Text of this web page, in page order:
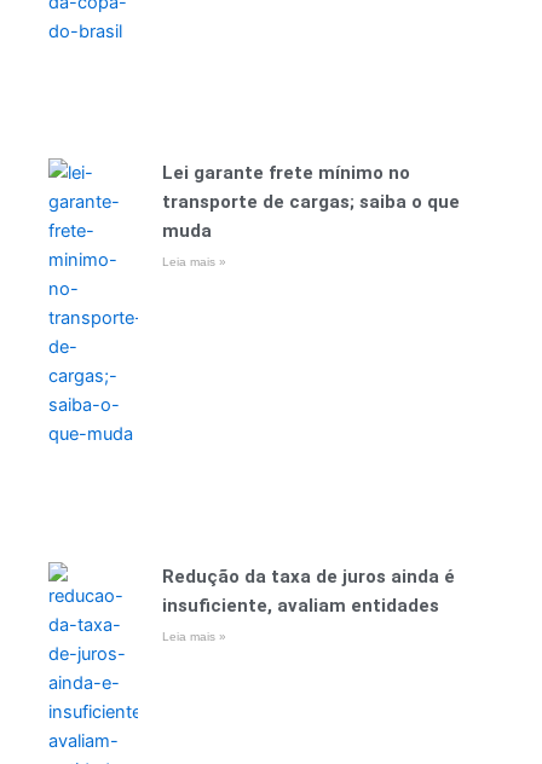
Lei garante frete mínimo no
transporte de cargas; saiba o que
muda
Leia mais »
Redução da taxa de juros ainda é
insuficiente, avaliam entidades
Leia mais »